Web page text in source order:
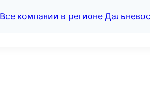
Все компании в регионе